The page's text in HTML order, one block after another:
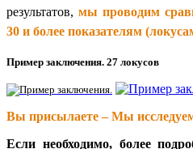
результатов,мы проводим
30 и более показателям
Пример заключения. 27 локусов
Вы присылаете – Мы
Если необходимо, более